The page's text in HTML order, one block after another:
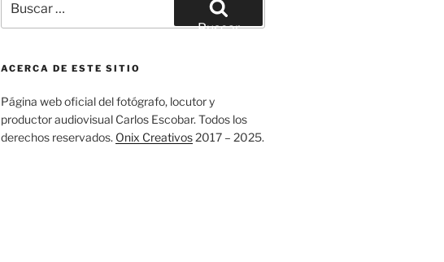
por:
Buscar
ACERCA DE ESTE SITIO
Página web oficial del fotógrafo, locutor y
productor audiovisual Carlos Escobar. Todos los
derechos reservados. Onix Creativos2017 – 2025.